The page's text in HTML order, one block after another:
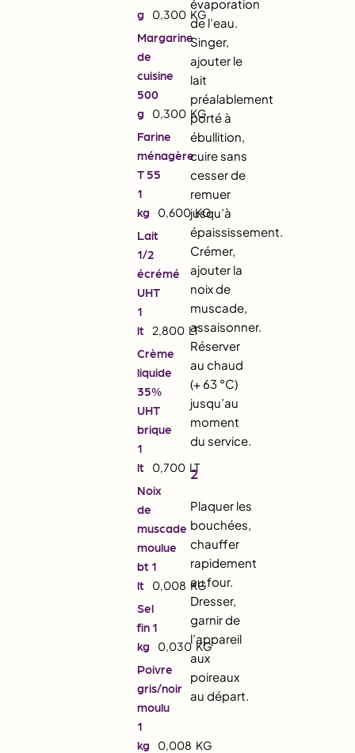
g
0,300 KG
Margarine
de
cuisine
500
g
0,300 KG
Farine
ménagère
T 55
1
kg
0,600 KG
Lait
1/2
écrémé
UHT
1
lt
2,800 LT
Crème
liquide
35%
UHT
brique
1
lt
0,700 LT
Noix
de
muscade
moulue
bt 1
lt
0,008 KG
Sel
fin 1
kg
0,030 KG
Poivre
gris/noir
moulu
1
kg
0,008 KG
évaporation
de l’eau.
Singer,
ajouter le
lait
préalablement
porté à
ébullition,
cuire sans
cesser de
remuer
jusqu’à
épaississement.
Crémer,
ajouter la
noix de
muscade,
assaisonner.
Réserver
au chaud
(+ 63 °C)
jusqu’au
moment
du service.
2
Plaquer les
bouchées,
chauffer
rapidement
au four.
Dresser,
garnir de
l’appareil
aux
poireaux
au départ.